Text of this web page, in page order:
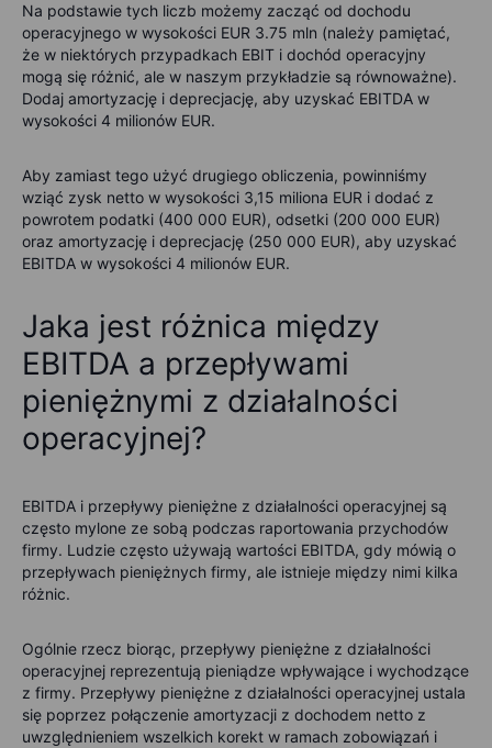
Na podstawie tych liczb możemy zacząć od dochodu
operacyjnego w wysokości EUR 3.75 mln (należy pamiętać,
że w niektórych przypadkach EBIT i dochód operacyjny
mogą się różnić, ale w naszym przykładzie są równoważne).
Dodaj amortyzację i deprecjację, aby uzyskać EBITDA w
wysokości 4 milionów EUR.
Aby zamiast tego użyć drugiego obliczenia, powinniśmy
wziąć zysk netto w wysokości 3,15 miliona EUR i dodać z
powrotem podatki (400 000 EUR), odsetki (200 000 EUR)
oraz amortyzację i deprecjację (250 000 EUR), aby uzyskać
EBITDA w wysokości 4 milionów EUR.
Jaka jest różnica między
EBITDA a przepływami
pieniężnymi z działalności
operacyjnej?
EBITDA i przepływy pieniężne z działalności operacyjnej są
często mylone ze sobą podczas raportowania przychodów
firmy. Ludzie często używają wartości EBITDA, gdy mówią o
przepływach pieniężnych firmy, ale istnieje między nimi kilka
różnic.
Ogólnie rzecz biorąc, przepływy pieniężne z działalności
operacyjnej reprezentują pieniądze wpływające i wychodzące
z firmy. Przepływy pieniężne z działalności operacyjnej ustala
się poprzez połączenie amortyzacji z dochodem netto z
uwzględnieniem wszelkich korekt w ramach zobowiązań i